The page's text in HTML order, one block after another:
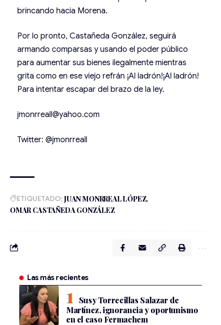
brincando hacia Morena.
Por lo pronto, Castañeda González, seguirá
armando comparsas y usando el poder público
para aumentar sus bienes ilegalmente mientras
grita como en ese viejo refrán ¡Al ladrón!¡Al ladrón!
Para intentar escapar del brazo de la ley.
jmonrreall@yahoo.com
Twitter: @jmonrreall
ETIQUETADO: JUAN MONRREAL LÓPEZ
OMAR CASTAÑEDA GONZÁLEZ
Las más recientes
Susy Torrecillas Salazar de
Martínez, ignorancia y oportunismo
en el caso Fermachem